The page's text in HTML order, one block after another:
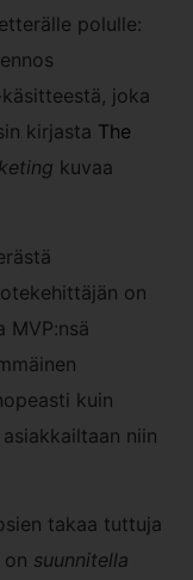
polulle:
joka
kirjasta The
kuvaa
on
MVP:nsä
kuin
niin
takaa tuttuja
suunnitella